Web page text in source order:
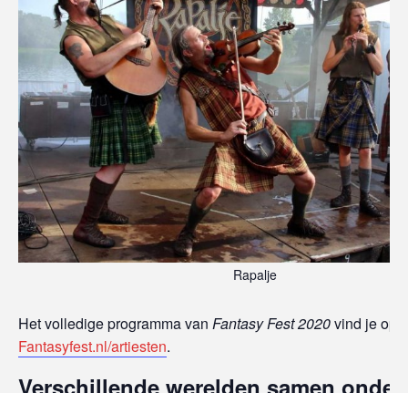
Rapalje
Het volledige programma van Fantasy Fest 2020vind je op
Fantasyfest.nl/artiesten.